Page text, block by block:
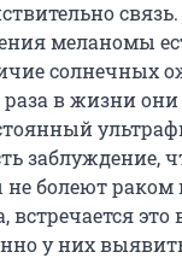
меланомы
солнечных
в жизни
заблуждение,
болеют раком
встречается
у них